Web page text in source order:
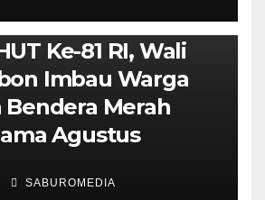
& PEMERINTAHAN
Ke-81 RI, Wali
Imbau Warga
Bendera Merah
Agustus
SABUROMEDIA
THE MOLUCCAS